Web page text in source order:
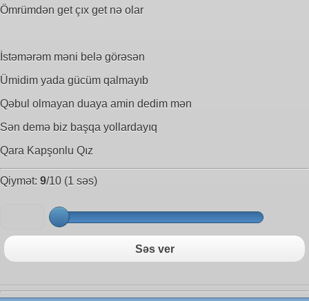
Ömrümdən get çıx get nə olar
İstəmərəm məni belə görəsən
Ümidim yada gücüm qalmayıb
Qəbul olmayan duaya amin dedim mən
Sən demə biz başqa yollardayıq
Qara Kapşonlu Qız
Qiymət: 9/10 (1 səs)
Səs ver